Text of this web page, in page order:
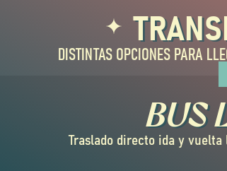
DISTINTAS OPCIONES PARA
BUS
Traslado directo ida y